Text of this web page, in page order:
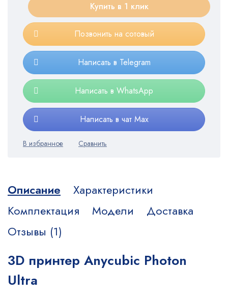
Купить в 1 клик
Позвонить на сотовый
Написать в Telegram
Написать в WhatsApp
Написать в чат Max
Описание
Характеристики
Комплектация
Модели
Доставка
Отзывы (1)
3D принтер Anycubic Photon
Ultra